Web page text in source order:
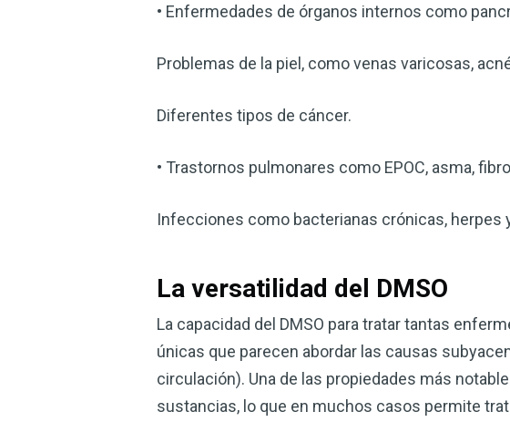
• Enfermedades de órganos internos como
Problemas de la piel, como venas varicosas,
Diferentes tipos de cáncer.
• Trastornos pulmonares como EPOC, asma,
Infecciones como bacterianas crónicas, herpes
La versatilidad del DMSO
La capacidad del DMSO para tratar tantas
únicas que parecen abordar las causas
circulación). Una de las propiedades más
sustancias, lo que en muchos casos permite